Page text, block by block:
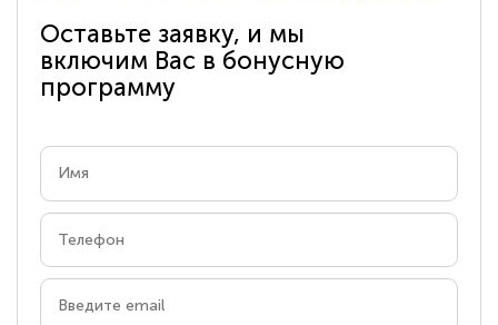
Оставьте заявку, и мы
включим Вас в бонусную
программу